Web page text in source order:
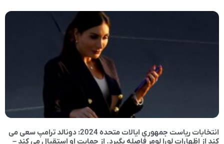
انتخابات ریاست جمهوری ایالات متحده 2024: دونالد ترامپ سعی می
کند از اظهارات لورا لومر فاصله بگیرد. از حمایت او استقبال می کند –